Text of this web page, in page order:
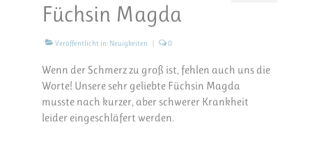
Füchsin Magda
Veröffentlicht in: Neuigkeiten | 0
Wenn der Schmerz zu groß ist, fehlen auch uns die
Worte! Unsere sehr geliebte Füchsin Magda
musste nach kurzer, aber schwerer Krankheit
leider eingeschläfert werden.